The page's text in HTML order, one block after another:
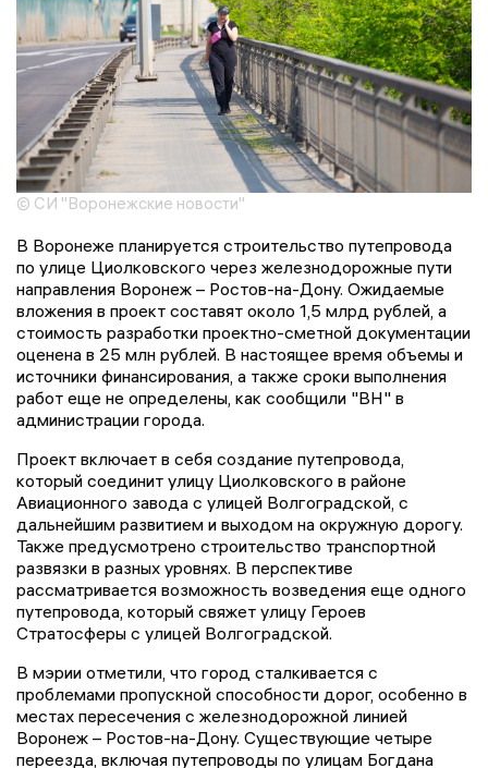
© СИ "Воронежские новости"
В Воронеже планируется строительство путепровода
по улице Циолковского через железнодорожные пути
направления Воронеж – Ростов-на-Дону. Ожидаемые
вложения в проект составят около 1,5 млрд рублей, а
стоимость разработки проектно-сметной документации
оценена в 25 млн рублей. В настоящее время объемы и
источники финансирования, а также сроки выполнения
работ еще не определены, как сообщили "ВН" в
администрации города.
Проект включает в себя создание путепровода,
который соединит улицу Циолковского в районе
Авиационного завода с улицей Волгоградской, с
дальнейшим развитием и выходом на окружную дорогу.
Также предусмотрено строительство транспортной
развязки в разных уровнях. В перспективе
рассматривается возможность возведения еще одного
путепровода, который свяжет улицу Героев
Стратосферы с улицей Волгоградской.
В мэрии отметили, что город сталкивается с
проблемами пропускной способности дорог, особенно в
местах пересечения с железнодорожной линией
Воронеж – Ростов-на-Дону. Существующие четыре
переезда, включая путепроводы по улицам Богдана